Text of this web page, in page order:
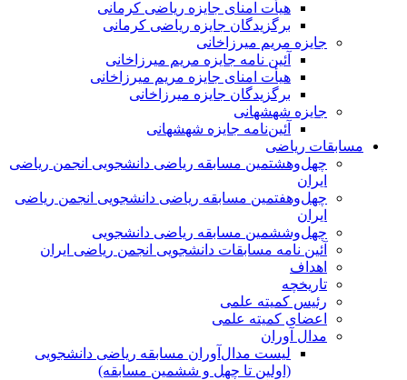
هیأت امنای جایزه ریاضی کرمانی
برگزیدگان جایزه ریاضی کرمانی
جایزه مریم میرزاخانی
آئین نامه جایزه مریم میرزاخانی
هیأت امنای جایزه مریم میرزاخانی
برگزیدگان جایزه میرزاخانی
جایزه شهشهانی
آئین‌نامه جایزه شهشهانی
مسابقات ریاضی
چهل‌و‌هشتمین مسابقه ریاضی دانشجویی انجمن ریاضی
ایران
چهل‌و‌هفتمین مسابقه ریاضی دانشجویی انجمن ریاضی
ایران
چهل‌و‌ششمین مسابقه ریاضی دانشجویی
آئین نامه مسابقات دانشجویی انجمن ریاضی ایران
اهداف
تاریخچه
رئیس کمیته علمی
اعضای کمیته علمی
مدال آوران
لیست مدال‌آوران مسابقه ریاضی دانشجویی
(اولین تا چهل‌ و ششمین مسابقه)